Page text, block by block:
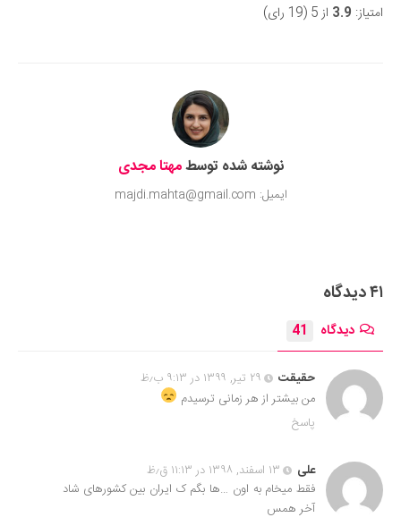
امتیاز: 3.9 از 5 (19 رای)
نوشته شده توسطمهتا مجدی
ایمیل: majdi.mahta@gmail.com
۴۱ دیدگاه
دیدگاه 41
حقیقت
۲۹ تیر, ۱۳۹۹ در ۹:۱۳ ب٫ظ
من بیشتر از هر زمانی ترسیدم
پاسخ
علی
۱۳ اسفند, ۱۳۹۸ در ۱۱:۱۳ ق٫ظ
فقط میخام به اون …ها بگم ک ایران بین کشورهای شاد
آخر همس